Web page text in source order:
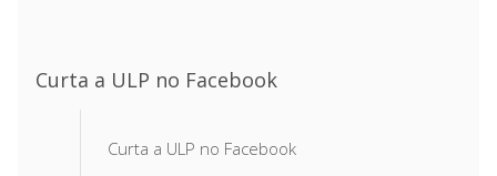
Curta a ULP no Facebook
Curta a ULP no Facebook